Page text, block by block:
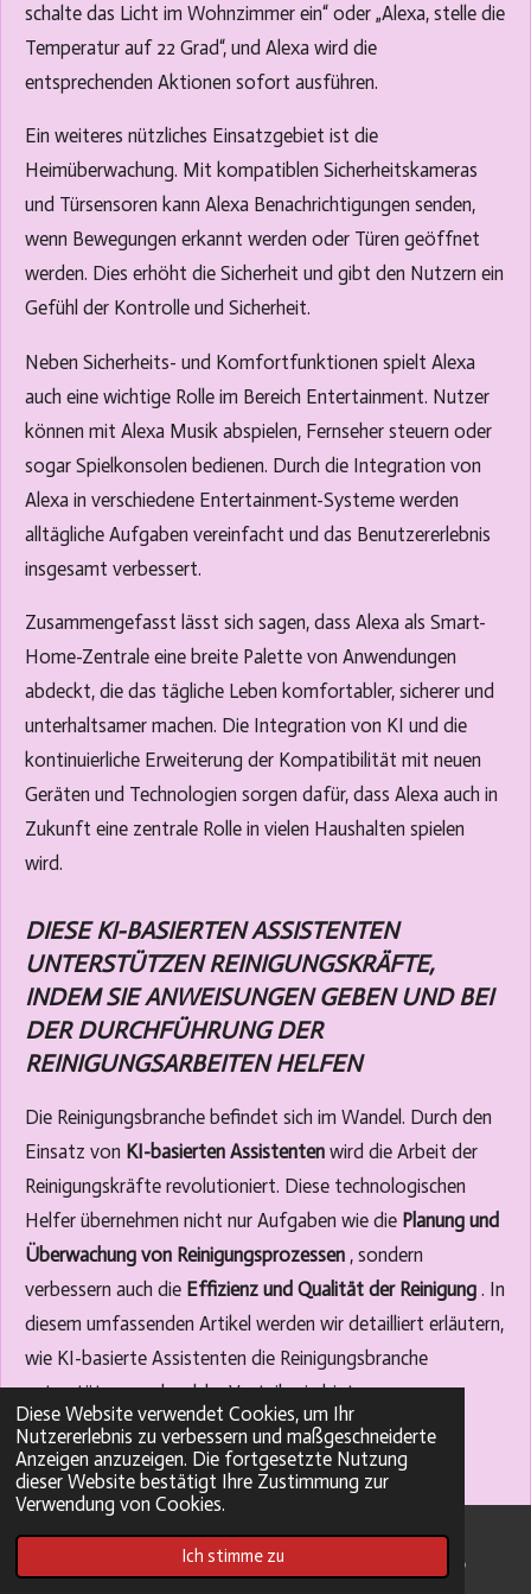
Diese Website verwendet Cookies, um Ihr
Nutzererlebnis zu verbessern und maßgeschneiderte
Anzeigen anzuzeigen. Die fortgesetzte Nutzung
dieser Website bestätigt Ihre Zustimmung zur
Verwendung von Cookies.
Ich stimme zu
schalte das Licht im Wohnzimmer ein“ oder „Alexa, stelle die
Temperatur auf 22 Grad“, und Alexa wird die
entsprechenden Aktionen sofort ausführen.
Ein weiteres nützliches Einsatzgebiet ist die
Heimüberwachung. Mit kompatiblen Sicherheitskameras
und Türsensoren kann Alexa Benachrichtigungen senden,
wenn Bewegungen erkannt werden oder Türen geöffnet
werden. Dies erhöht die Sicherheit und gibt den Nutzern ein
Gefühl der Kontrolle und Sicherheit.
Neben Sicherheits- und Komfortfunktionen spielt Alexa
auch eine wichtige Rolle im Bereich Entertainment. Nutzer
können mit Alexa Musik abspielen, Fernseher steuern oder
sogar Spielkonsolen bedienen. Durch die Integration von
Alexa in verschiedene Entertainment-Systeme werden
alltägliche Aufgaben vereinfacht und das Benutzererlebnis
insgesamt verbessert.
Zusammengefasst lässt sich sagen, dass Alexa als Smart-
Home-Zentrale eine breite Palette von Anwendungen
abdeckt, die das tägliche Leben komfortabler, sicherer und
unterhaltsamer machen. Die Integration von KI und die
kontinuierliche Erweiterung der Kompatibilität mit neuen
Geräten und Technologien sorgen dafür, dass Alexa auch in
Zukunft eine zentrale Rolle in vielen Haushalten spielen
wird.
DIESE KI-BASIERTEN ASSISTENTEN
UNTERSTÜTZEN REINIGUNGSKRÄFTE,
INDEM SIE ANWEISUNGEN GEBEN UND BEI
DER DURCHFÜHRUNG DER
REINIGUNGSARBEITEN HELFEN
Die Reinigungsbranche befindet sich im Wandel. Durch den
Einsatz von KI-basierten Assistenten wird die Arbeit der
Reinigungskräfte revolutioniert. Diese technologischen
Helfer übernehmen nicht nur Aufgaben wie die Planung und
Überwachung von Reinigungsprozessen , sondern
verbessern auch die Effizienz und Qualität der Reinigung . In
diesem umfassenden Artikel werden wir detailliert erläutern,
wie KI-basierte Assistenten die Reinigungsbranche
unterstützen und welche Vorteile sie bieten.
1. Die Rolle von KI in der Reinigungsbranche
Künstliche Intelligenz (KI)
hat das Potenzial, die
Reinigungsbranche grundlegend zu verändern. Von der
Schmutzarten bis zur Optimierung der
Pinterest WhatsApp